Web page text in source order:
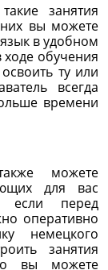
занятия
вы можете
в удобном
ходе обучения
ту или
всегда
времени
можете
для вас
если перед
оперативно
немецкого
занятия
вы можете